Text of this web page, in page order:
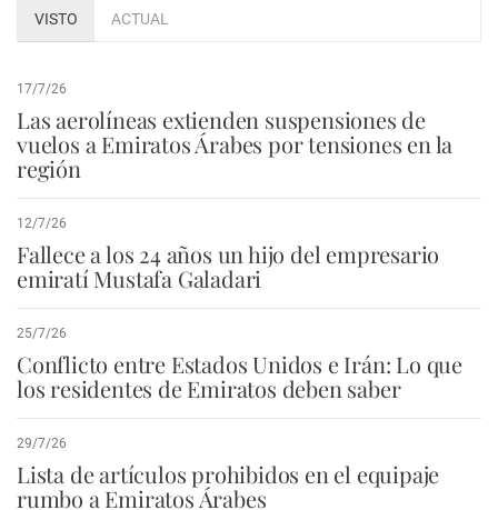
VISTO ACTUAL
17/7/26
Las aerolíneas extienden suspensiones de
vuelos a Emiratos Árabes por tensiones en la
región
12/7/26
Fallece a los 24 años un hijo del empresario
emiratí Mustafa Galadari
25/7/26
Conflicto entre Estados Unidos e Irán: Lo que
los residentes de Emiratos deben saber
29/7/26
Lista de artículos prohibidos en el equipaje
rumbo a Emiratos Árabes